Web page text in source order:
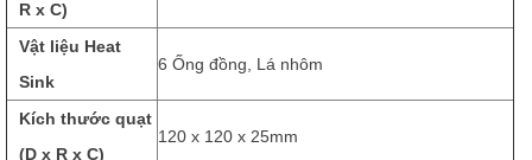
R x C)
Vật liệu Heat
Sink
6 Ống đồng, Lá nhôm
Kích thước quạt
(D x R x C)
120 x 120 x 25mm